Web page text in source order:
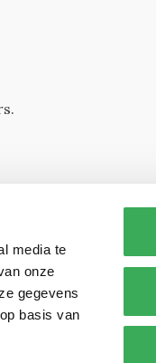
media te
onze
gegevens
basis van